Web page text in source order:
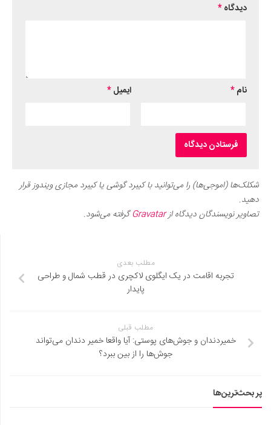
دیدگاه*
نام* ایمیل*
شکلک‌ها (اموجی‌ها) را می‌توانید با کیبرد گوشی یا کیبرد مجازی ویندوز قرار
دهید.
تصاویر نویسندگان دیدگاه ازGravatarگرفته می‌شود.
مطلب بعدی
تجربه اقامت در یک ایگلوی لاکچری در قطب شمال و طراحی
پایدار
مطلب قبلی
خمیردندان و جوش‌های پوستی: آیا واقعا خمیر دندان می‌تواند
جوش‌ها را از بین ببرد؟
پر بحث‌ترین‌ها